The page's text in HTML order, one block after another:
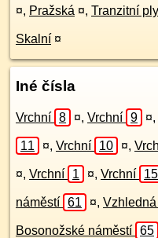
¤, Pražská ¤, Tranzitní
Skalní ¤
Iné čísla
Vrchní 8 ¤, Vrchní 9 ¤,
11 ¤, Vrchní 10 ¤,
¤, Vrchní 1 ¤, Vrchní 15
náměstí 61 ¤, Vzhledná
Bosonožské náměstí 65